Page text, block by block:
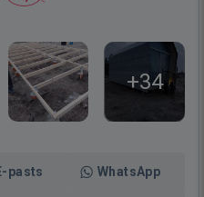
+34
pasts WhatsApp